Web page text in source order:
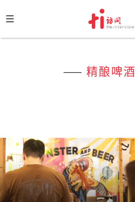
to
content
—— 精酿啤酒